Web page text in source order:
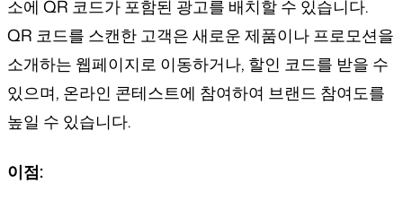
소에 QR 코드가 포함된 광고를 배치할 수 있습니다.
QR 코드를 스캔한 고객은 새로운 제품이나 프로모션을
소개하는 웹페이지로 이동하거나, 할인 코드를 받을 수
있으며, 온라인 콘테스트에 참여하여 브랜드 참여도를
높일 수 있습니다.
이점: